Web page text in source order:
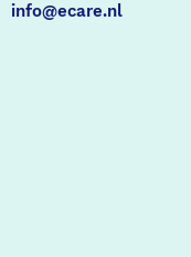
info@ecare.nl